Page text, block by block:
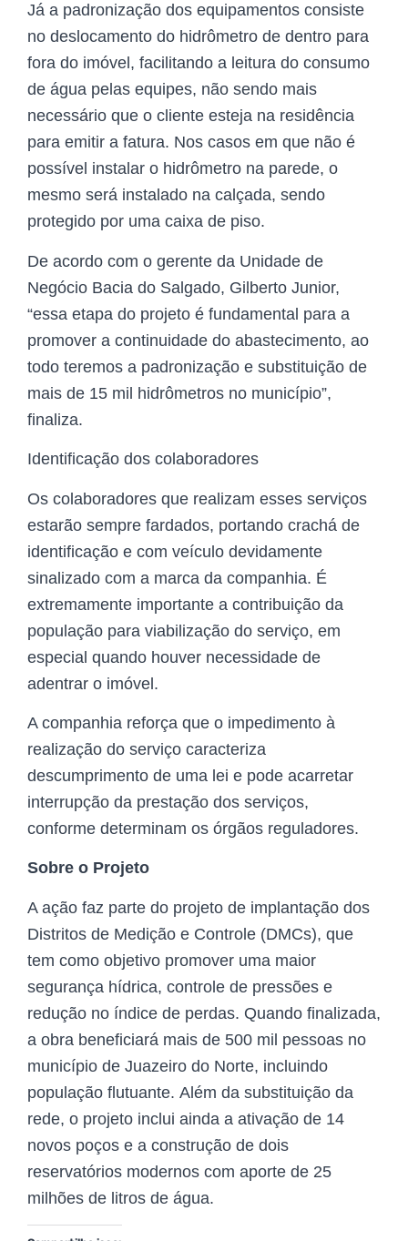
Já a padronização dos equipamentos consiste
no deslocamento do hidrômetro de dentro para
fora do imóvel, facilitando a leitura do consumo
de água pelas equipes, não sendo mais
necessário que o cliente esteja na residência
para emitir a fatura. Nos casos em que não é
possível instalar o hidrômetro na parede, o
mesmo será instalado na calçada, sendo
protegido por uma caixa de piso.
De acordo com o gerente da Unidade de
Negócio Bacia do Salgado, Gilberto Junior,
“essa etapa do projeto é fundamental para a
promover a continuidade do abastecimento, ao
todo teremos a padronização e substituição de
mais de 15 mil hidrômetros no município”,
finaliza.
Identificação dos colaboradores
Os colaboradores que realizam esses serviços
estarão sempre fardados, portando crachá de
identificação e com veículo devidamente
sinalizado com a marca da companhia. É
extremamente importante a contribuição da
população para viabilização do serviço, em
especial quando houver necessidade de
adentrar o imóvel.
A companhia reforça que o impedimento à
realização do serviço caracteriza
descumprimento de uma lei e pode acarretar
interrupção da prestação dos serviços,
conforme determinam os órgãos reguladores.
Sobre o Projeto
A ação faz parte do projeto de implantação dos
Distritos de Medição e Controle (DMCs), que
tem como objetivo promover uma maior
segurança hídrica, controle de pressões e
redução no índice de perdas. Quando finalizada,
a obra beneficiará mais de 500 mil pessoas no
município de Juazeiro do Norte, incluindo
população flutuante. Além da substituição da
rede, o projeto inclui ainda a ativação de 14
novos poços e a construção de dois
reservatórios modernos com aporte de 25
milhões de litros de água.